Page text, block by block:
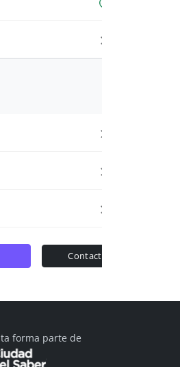
contactar ventas
forma parte de